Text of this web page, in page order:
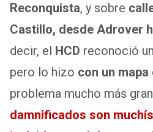
Reconquista, y sobre
Castillo, desde Adrover
decir, el HCD reconoció
pero lo hizo con un mapa
problema mucho más
damnificados son